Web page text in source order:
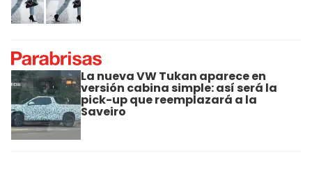
La nueva VW Tukan aparece en
versión cabina simple: así será la
pick-up que reemplazará a la
Saveiro